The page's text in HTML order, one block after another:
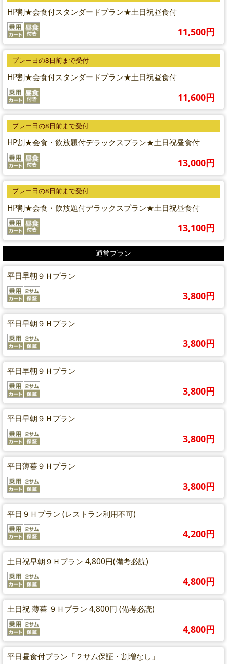
HP割★会食付スタンダードプラン★土日祝昼食付
11,500円
プレー日の8日前まで受付
HP割★会食付スタンダードプラン★土日祝昼食付
11,600円
プレー日の8日前まで受付
HP割★会食・飲放題付デラックスプラン★土日祝昼食付
13,000円
プレー日の8日前まで受付
HP割★会食・飲放題付デラックスプラン★土日祝昼食付
13,100円
通常プラン
平日早朝９Ｈプラン
3,800円
平日早朝９Ｈプラン
3,800円
平日早朝９Ｈプラン
3,800円
平日早朝９Ｈプラン
3,800円
平日薄暮９Ｈプラン
3,800円
平日９Ｈプラン (レストラン利用不可)
4,200円
土日祝早朝９Ｈプラン 4,800円(備考必読)
4,800円
土日祝 薄暮 ９Ｈプラン 4,800円 (備考必読)
4,800円
平日昼食付プラン「２サム保証・割増なし」